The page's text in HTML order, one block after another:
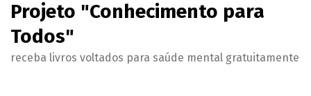
Projeto "Conhecimento para
Todos"
receba livros voltados para saúde mental gratuitamente